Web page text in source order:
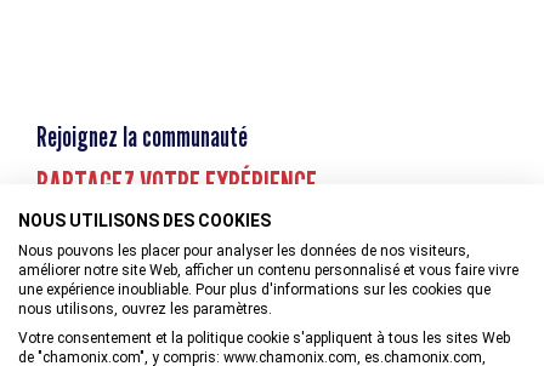
Rejoignez la communauté
PARTAGEZ VOTRE EXPÉRIENCE
NOUS UTILISONS DES COOKIES
Nous pouvons les placer pour analyser les données de nos visiteurs,
améliorer notre site Web, afficher un contenu personnalisé et vous faire vivre
une expérience inoubliable. Pour plus d'informations sur les cookies que
nous utilisons, ouvrez les paramètres.
Votre consentement et la politique cookie s'appliquent à tous les sites Web
de "chamonix.com", y compris: www.chamonix.com, es.chamonix.com,